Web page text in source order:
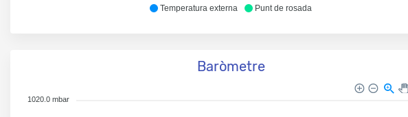
Temperatura externa Punt de rosada
Baròmetre
1020.0 mbar